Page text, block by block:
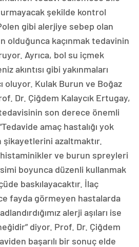
şekilde kontrol
gibi alerjiye sebep olan
olduğunca kaçınmak tedavinin
Ayrıca, bol su içmek
akıntısı gibi yakınmaları
oluyor. Kulak Burun ve Boğaz
Dr. Çiğdem Kalaycık Ertugay,
son derece önemli
amaç hastalığı yok
azaltmaktır.
ve burun spreyleri
boyunca düzenli kullanmak
baskılayacaktır. İlaç
fayda görmeyen hastalarda
alerji aşıları ise
diyor. Prof. Dr. Çiğdem
başarılı bir sonuç elde